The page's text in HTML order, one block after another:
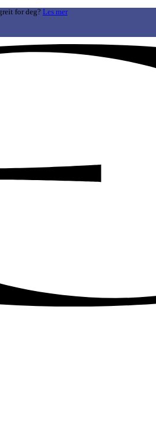
for deg? Les mer